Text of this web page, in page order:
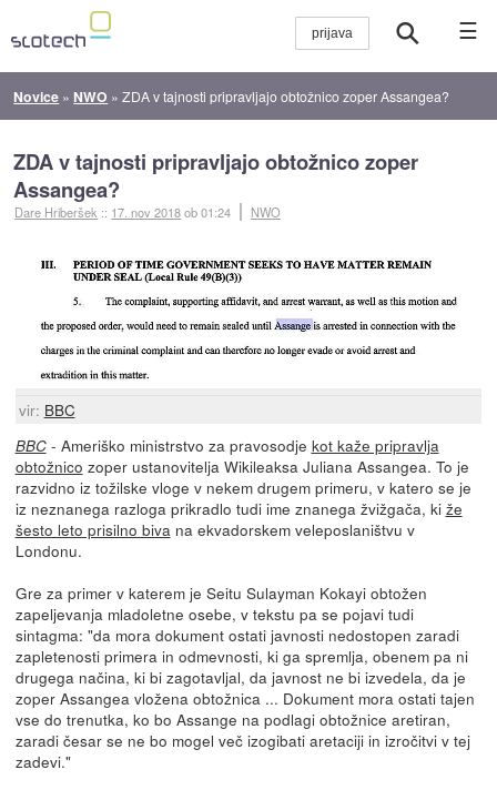
☰
Novice » NWO »ZDA v tajnosti pripravljajo obtožnico zoper Assangea?
ZDA v tajnosti pripravljajo obtožnico zoper
Assangea?
Dare Hriberšek :: 17. nov 2018ob 01:24 NWO
vir: BBC
BBC- Ameriško ministrstvo za pravosodje kot kaže pripravlja
obtožnico zoper ustanovitelja Wikileaksa Juliana Assangea. To je
razvidno iz tožilske vloge v nekem drugem primeru, v katero se je
iz neznanega razloga prikradlo tudi ime znanega žvižgača, ki že
šesto leto prisilno biva na ekvadorskem veleposlaništvu v
Londonu.
Gre za primer v katerem je Seitu Sulayman Kokayi obtožen
zapeljevanja mladoletne osebe, v tekstu pa se pojavi tudi
sintagma: "da mora dokument ostati javnosti nedostopen zaradi
zapletenosti primera in odmevnosti, ki ga spremlja, obenem pa ni
drugega načina, ki bi zagotavljal, da javnost ne bi izvedela, da je
zoper Assangea vložena obtožnica ... Dokument mora ostati tajen
vse do trenutka, ko bo Assange na podlagi obtožnice aretiran,
zaradi česar se ne bo mogel več izogibati aretaciji in izročitvi v tej
zadevi."